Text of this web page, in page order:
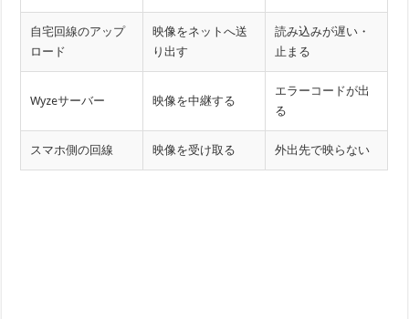
自宅回線のアップ
ロード
映像をネットへ送
り出す
読み込みが遅い・
止まる
Wyzeサーバー 映像を中継する
エラーコードが出
る
スマホ側の回線 映像を受け取る 外出先で映らない